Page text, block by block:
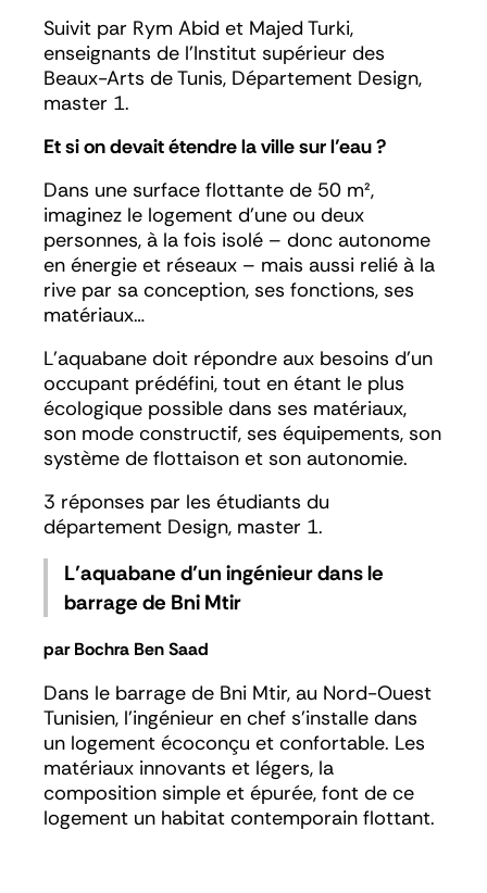
Suivit par Rym Abid et Majed Turki,
enseignants de l’Institut supérieur des
Beaux-Arts de Tunis, Département Design,
master 1.
Et si on devait étendre la ville sur l’eau ?
Dans une surface flottante de 50 m²,
imaginez le logement d’une ou deux
personnes, à la fois isolé – donc autonome
en énergie et réseaux – mais aussi relié à la
rive par sa conception, ses fonctions, ses
matériaux…
L’aquabane doit répondre aux besoins d’un
occupant prédéfini, tout en étant le plus
écologique possible dans ses matériaux,
son mode constructif, ses équipements, son
système de flottaison et son autonomie.
3 réponses par les étudiants du
département Design, master 1.
L’aquabane d’un ingénieurdans le
barrage de Bni Mtir
par Bochra Ben Saad
Dans le barrage de Bni Mtir, au Nord-Ouest
Tunisien, l’ingénieur en chef s’installe dans
un logement écoconçu et confortable. Les
matériaux innovants et légers, la
composition simple et épurée, font de ce
logement un habitat contemporain flottant.